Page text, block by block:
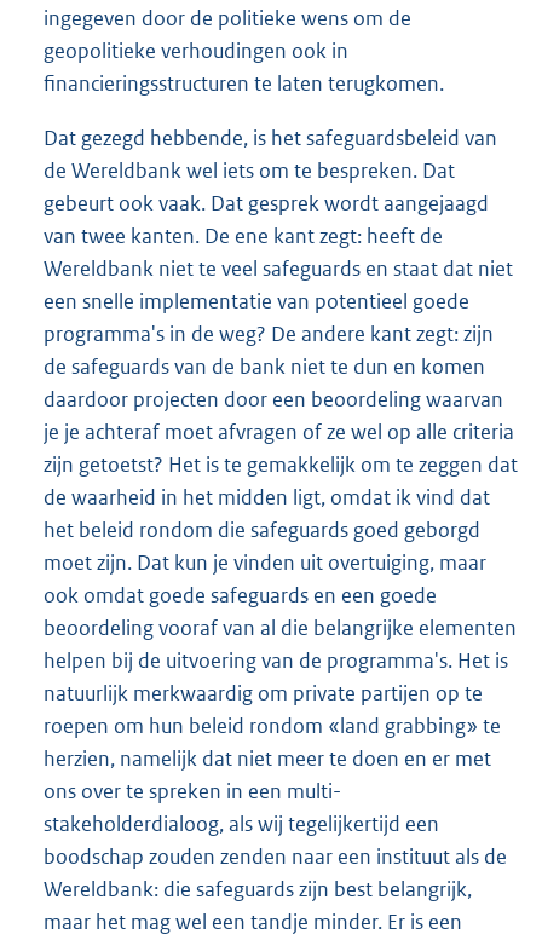
ingegeven door de politieke wens om de
geopolitieke verhoudingen ook in
financieringsstructuren te laten terugkomen.
Dat gezegd hebbende, is het safeguardsbeleid van
de Wereldbank wel iets om te bespreken. Dat
gebeurt ook vaak. Dat gesprek wordt aangejaagd
van twee kanten. De ene kant zegt: heeft de
Wereldbank niet te veel safeguards en staat dat niet
een snelle implementatie van potentieel goede
programma's in de weg? De andere kant zegt: zijn
de safeguards van de bank niet te dun en komen
daardoor projecten door een beoordeling waarvan
je je achteraf moet afvragen of ze wel op alle criteria
zijn getoetst? Het is te gemakkelijk om te zeggen dat
de waarheid in het midden ligt, omdat ik vind dat
het beleid rondom die safeguards goed geborgd
moet zijn. Dat kun je vinden uit overtuiging, maar
ook omdat goede safeguards en een goede
beoordeling vooraf van al die belangrijke elementen
helpen bij de uitvoering van de programma's. Het is
natuurlijk merkwaardig om private partijen op te
roepen om hun beleid rondom «land grabbing» te
herzien, namelijk dat niet meer te doen en er met
ons over te spreken in een multi-
stakeholderdialoog, als wij tegelijkertijd een
boodschap zouden zenden naar een instituut als de
Wereldbank: die safeguards zijn best belangrijk,
maar het mag wel een tandje minder. Er is een